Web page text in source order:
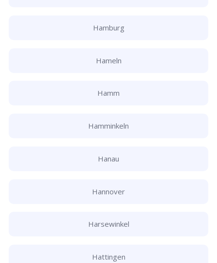
Hamburg
Hameln
Hamm
Hamminkeln
Hanau
Hannover
Harsewinkel
Hattingen